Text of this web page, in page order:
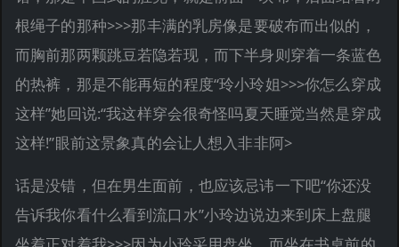
根绳子的那种>>>那丰满的乳房像是要破布而出似的，
而胸前那两颗跳豆若隐若现，而下半身则穿着一条蓝色
的热裤，那是不能再短的程度“玲小玲姐>>>你怎么穿成
这样”她回说:“我这样穿会很奇怪吗夏天睡觉当然是穿成
这样!”眼前这景象真的会让人想入非非阿>
话是没错，但在男生面前，也应该忌讳一下吧“你还没
告诉我你看什么看到流口水”小玲边说边来到床上盘腿